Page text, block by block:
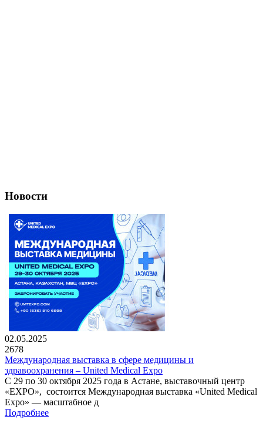
Новости
02.05.2025
2678
Международная выставка в сфере медицины и
здравоохранения – United Medical Expo
С 29 по 30 октября 2025 года в Астане, выставочный центр
«EXPO», состоится Международная выставка «United Medical
Expo» — масштабное д
Подробнее